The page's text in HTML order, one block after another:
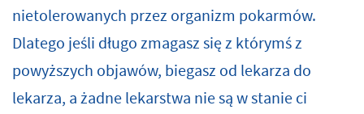
nietolerowanych przez organizm pokarmów.
Dlatego jeśli długo zmagasz się z którymś z
powyższych objawów, biegasz od lekarza do
lekarza, a żadne lekarstwa nie są w stanie ci